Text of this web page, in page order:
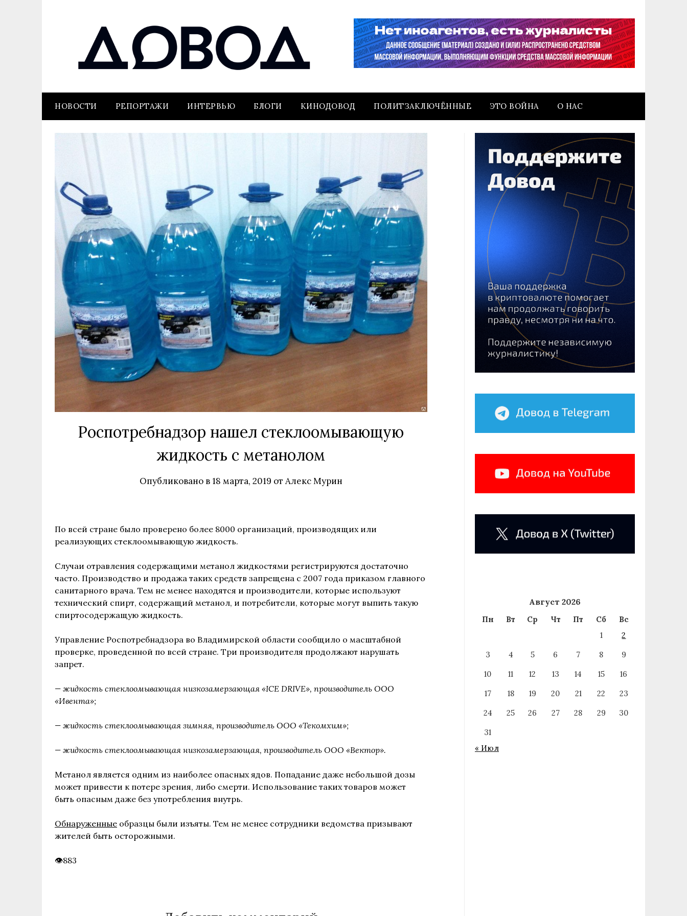
НОВОСТИ РЕПОРТАЖИ ИНТЕРВЬЮ БЛОГИ КИНОДОВОД ПОЛИТЗАКЛЮЧЁННЫЕ ЭТО ВОЙНА О НАС
Роспотребнадзор нашел стеклоомывающую
жидкость с метанолом
Опубликовано в18 марта, 2019 от Алекс Мурин
По всей стране было проверено более 8000 организаций, производящих или
реализующих стеклоомывающую жидкость.
Случаи отравления содержащими метанол жидкостями регистрируются достаточно
часто. Производство и продажа таких средств запрещена с 2007 года приказом главного
санитарного врача. Тем не менее находятся и производители, которые используют
технический спирт, содержащий метанол, и потребители, которые могут выпить такую
спиртосодержащую жидкость.
Управление Роспотребнадзора во Владимирской области сообщило о масштабной
проверке, проведенной по всей стране. Три производителя продолжают нарушать
запрет.
— жидкость стеклоомывающая низкозамерзающая «ICE DRIVE», производитель ООО
«Ивента»;
— жидкость стеклоомывающая зимняя, производитель ООО «Текомхим»;
— жидкость стеклоомывающая низкозамерзающая, производитель ООО «Вектор».
Метанол является одним из наиболее опасных ядов. Попадание даже небольшой дозы
может привести к потере зрения, либо смерти. Использование таких товаров может
быть опасным даже без употребления внутрь.
Обнаруженные образцы были изъяты. Тем не менее сотрудники ведомства призывают
жителей быть осторожными.
883
Август 2026
Пн Вт Ср Чт Пт Сб
Вс
1
2
3
4 5 6 7 8
9
10
11 12 13 14 15
16
17
18 19 20 21 22
23
24
25 26 27 28 29
30
31
« Июл